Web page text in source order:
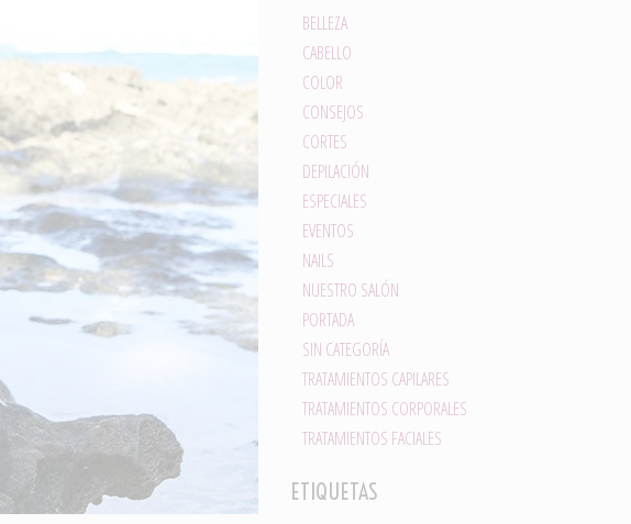
BELLEZA
CABELLO
COLOR
CONSEJOS
CORTES
DEPILACIÓN
ESPECIALES
EVENTOS
NAILS
NUESTRO SALÓN
PORTADA
SIN CATEGORÍA
TRATAMIENTOS CAPILARES
TRATAMIENTOS CORPORALES
TRATAMIENTOS FACIALES
ETIQUETAS